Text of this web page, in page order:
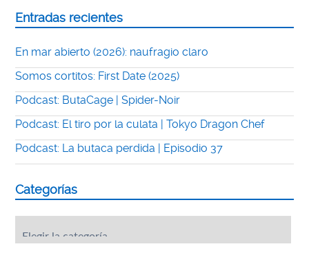
Entradas recientes
En mar abierto (2026): naufragio claro
Somos cortitos: First Date (2025)
Podcast: ButaCage | Spider-Noir
Podcast: El tiro por la culata | Tokyo Dragon Chef
Podcast: La butaca perdida | Episodio 37
Categorías